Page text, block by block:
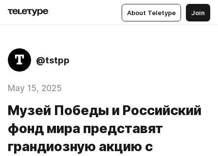
About Teletype Join
@tstpp
May 15, 2025
Музей Победы и Российский
фонд мира представят
грандиозную акцию с